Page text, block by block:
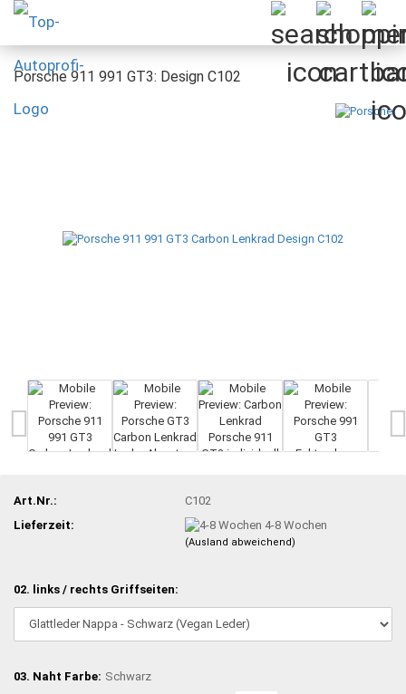
Porsche 911 991 GT3: Design C102
Art.Nr.:
C102
Lieferzeit:
4-8 Wochen
(Ausland abweichend)
02. links / rechts Griffseiten:
03. Naht Farbe: Schwarz